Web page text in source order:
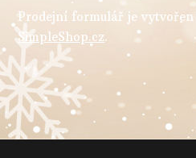
Prodejní formulář je vytvořen
SimpleShop.cz.